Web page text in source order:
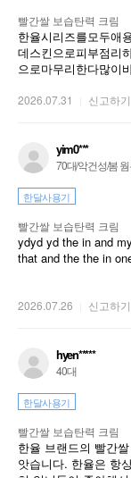
빨간쌀 보습탄력 크림
한율시리즈를모두애
데스킨으로피부점리
으로마무리한다많이
거다
2026.07.31 신고하기
yim0***
70대/악건성/봄
한달사용기
빨간쌀 보습탄력 크림
ydyd yd the in and
that and the the in
2026.07.26 신고하기
hyen*****
40대
한달사용기
빨간쌀 보습탄력 크림
한율 브랜드의 빨간
앗습니다. 한율은 항